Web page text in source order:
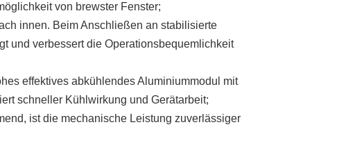
von brewster Fenster;
innen. Beim Anschließen an stabilisierte
und verbessert die Operationsbequemlichkeit
effektives abkühlendes Aluminiummodul mit
schneller Kühlwirkung und Gerätarbeit;
ist die mechanische Leistung zuverlässiger